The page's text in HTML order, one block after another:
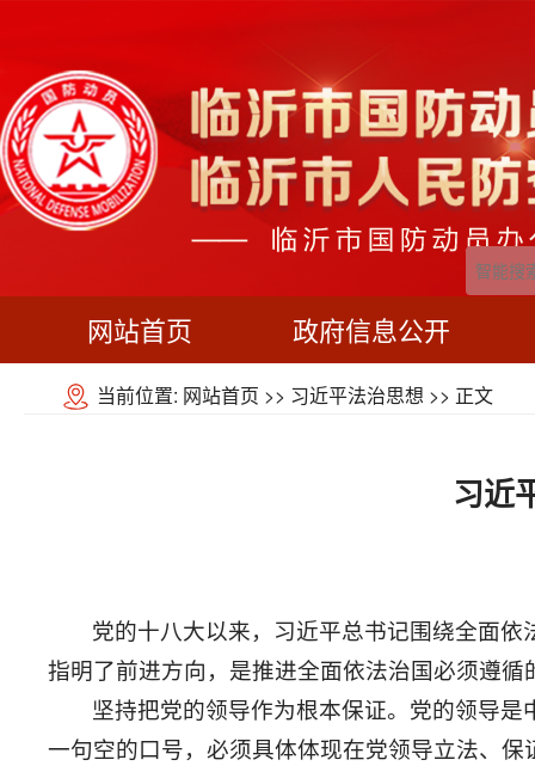
网站首页 政府信息公开
当前位置: 网站首页 >> 习近平法治思想 >> 正文
习近
党的十八大以来，习近平总书记围绕全面
指明了前进方向，是推进全面依法治国必须遵循
坚持把党的领导作为根本保证。党的领导
一句空的口号，必须具体体现在党领导立法、